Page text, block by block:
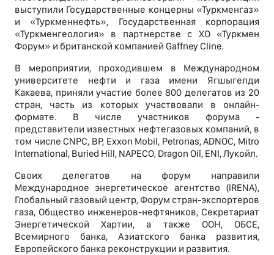
выступили Государственные концерны «Туркменгаз»
и «Туркменнефть», Государственная корпорация
«Туркменгеология» в партнерстве с ХО «Туркмен
Форум» и британской компанией Gaffney Cline.
В мероприятии, проходившем в Международном
университете нефти и газа имени Ягшыгелди
Какаева, приняли участие более 800 делегатов из 20
стран, часть из которых участвовали в онлайн-
формате. В числе участников форума -
представители известных нефтегазовых компаний, в
том числе CNPC, BP, Exxon Mobil, Petronas, ADNOC, Mitro
International, Buried Hill, NAPECO, Dragon Oil, ENI, Лукойл.
Своих делегатов на форум направили
Международное энергетическое агентство (IRENA),
Глобальный газовый центр, Форум стран-экспортеров
газа, Общество инженеров-нефтяников, Секретариат
Энергетической Хартии, а также ООН, ОБСЕ,
Всемирного банка, Азиатского банка развития,
Европейского банка реконструкции и развития.